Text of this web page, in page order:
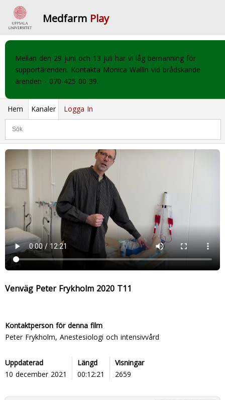
Medfarm Play
Mellan den 29 juni och 13 juli har vi låg bemanning för
supportärenden. Kontakta Monica Wallin vid brådskande
ärenden - 070-425 00 39.
Hem Kanaler Logga In
Venväg Peter Frykholm 2020 T11
Kontaktperson för denna film
Peter Frykholm, Anestesiologi och intensivvård
Uppdaterad
10 december 2021
Längd
00:12:21
Visningar
2659